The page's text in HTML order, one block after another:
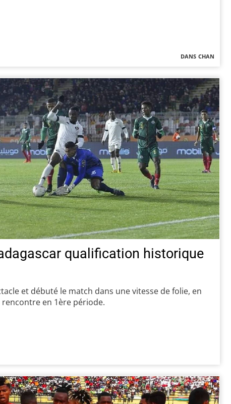
danschan
qualification historique
et débuté le match dans une vitesse de folie, en
en 1ère période.